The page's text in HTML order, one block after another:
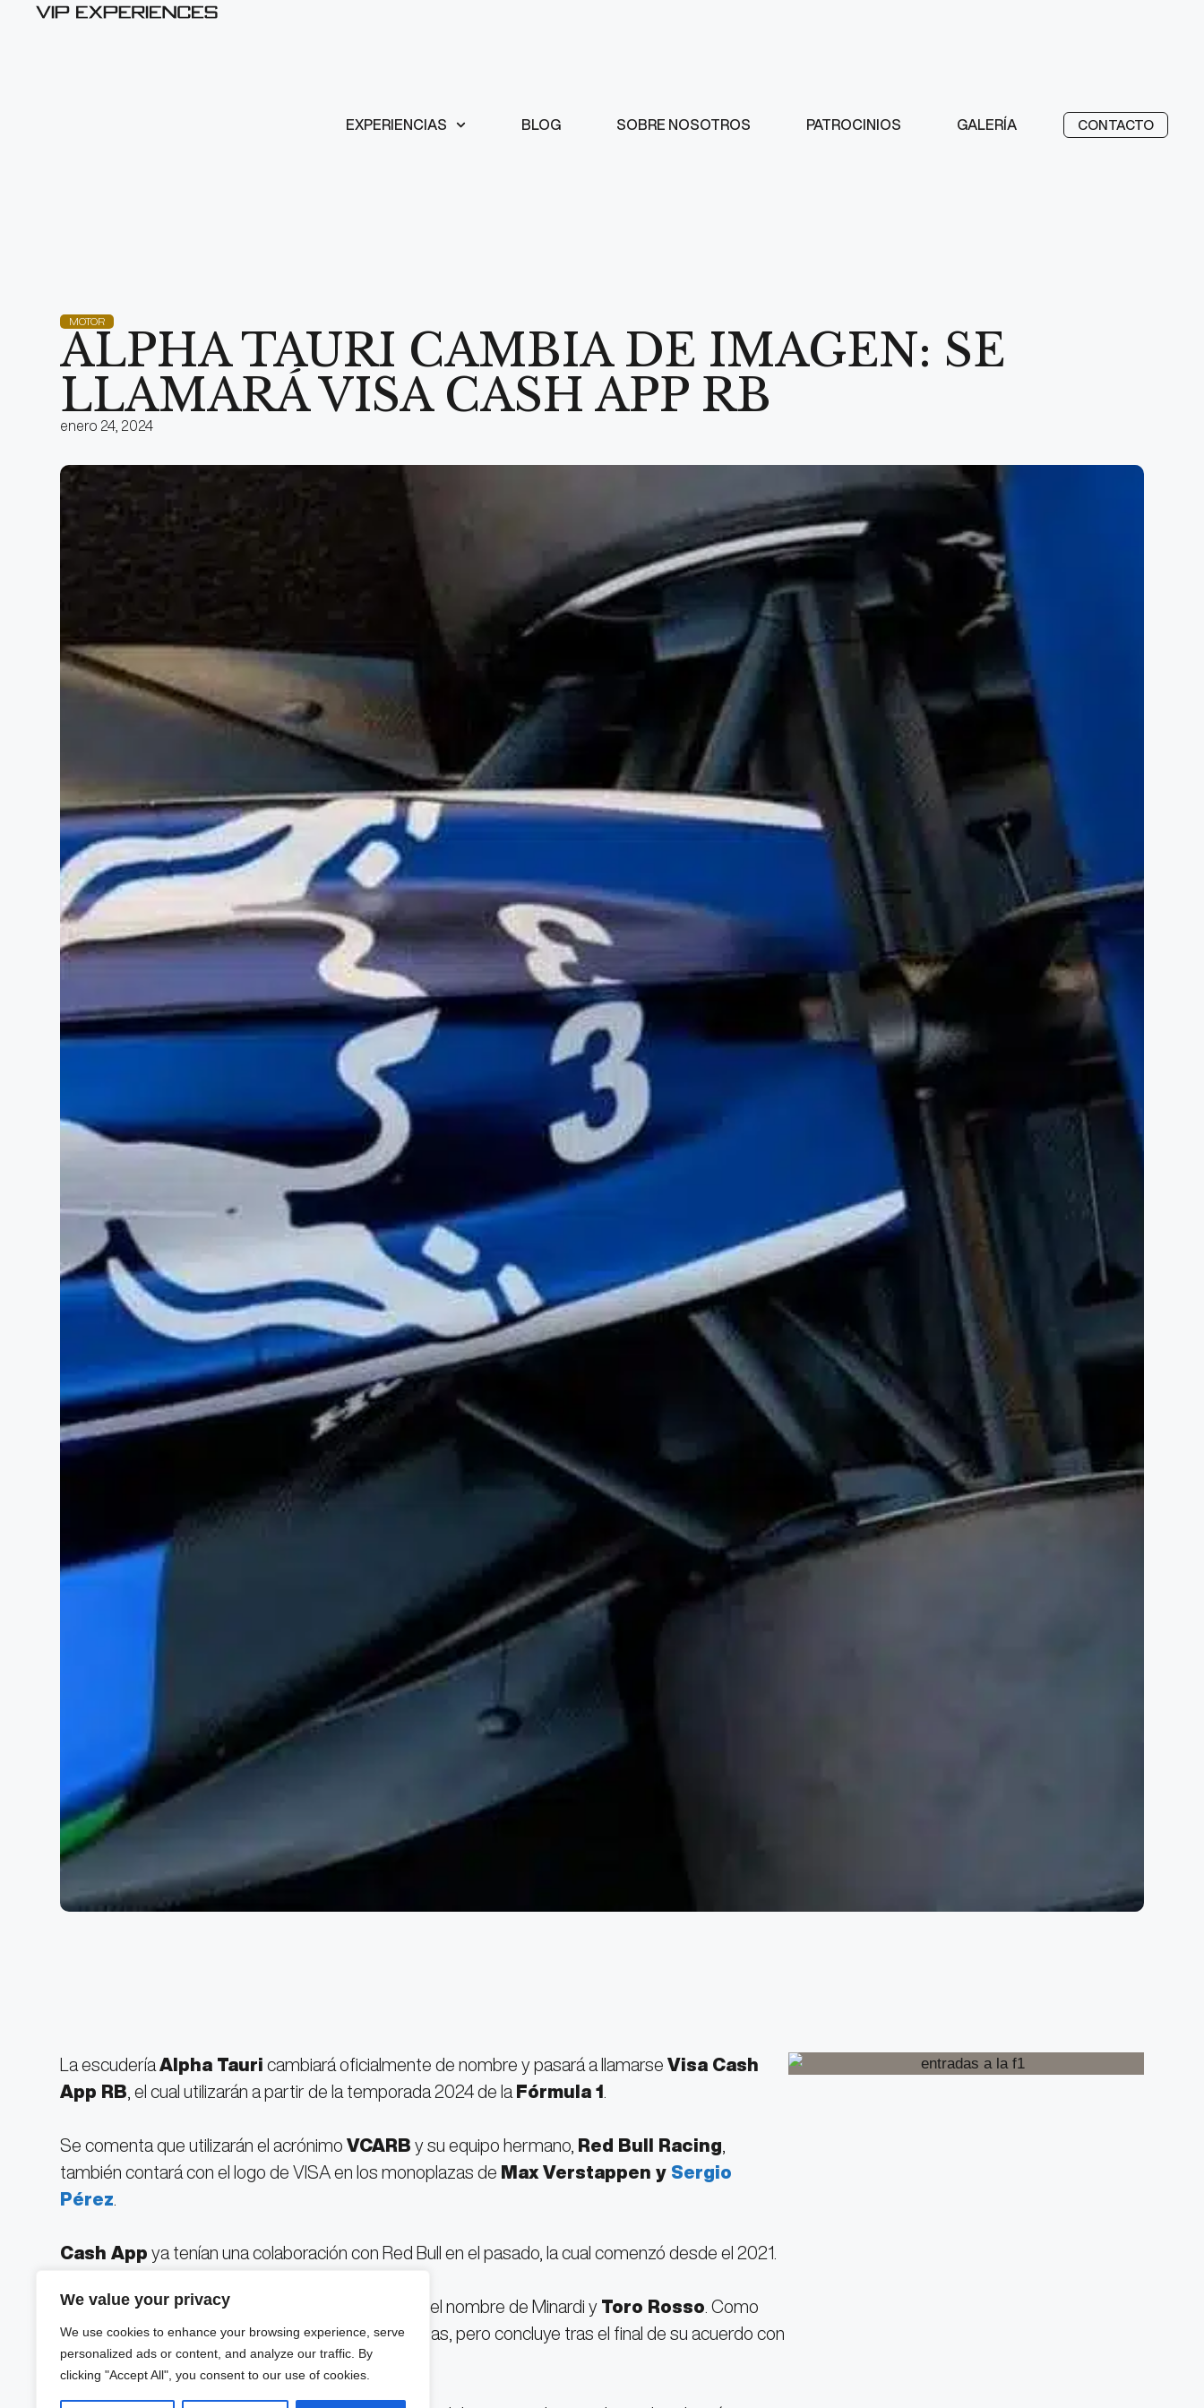
We value your privacy
We use cookies to enhance your browsing experience, serve
personalized ads or content, and analyze our traffic. By
clicking "Accept All", you consent to our use of cookies.
EXPERIENCIAS BLOG SOBRE NOSOTROS PATROCINIOS GALERÍA CONTACTO
MOTOR
ALPHA TAURI CAMBIA DE IMAGEN: SE
LLAMARÁ VISA CASH APP RB
enero 24, 2024
La escuderíaAlpha Tauri cambiará oficialmente de nombre y pasará a llamarseVisa Cash
App RB , el cual utilizarán a partir de la temporada 2024 de la Fórmula 1
Se comenta que utilizarán el acrónimoVCARB y su equipo hermano, Red Bull Racing
también contará con el logo de VISA en los monoplazas de Max Verstappen y Sergio
Pérez
Cash App ya tenían una colaboración con Red Bull en el pasado, la cual comenzó desde el 2021.
El equipo de las bebidas energéticas llegó a tener el nombre de Minardi y Toro Rosso . Como
Alpha Tauri tuvo una duración de cuatro temporadas, pero concluye tras el final de su acuerdo con
la empresa de ropa.